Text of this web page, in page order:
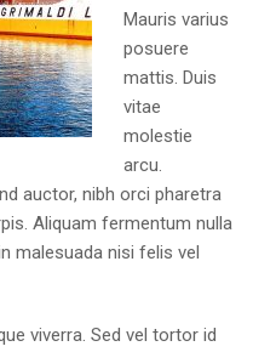
Mauris varius
posuere
mattis. Duis
vitae
molestie
arcu.
auctor, nibh orci pharetra
Aliquam fermentum nulla
malesuada nisi felis vel
viverra. Sed vel tortor id